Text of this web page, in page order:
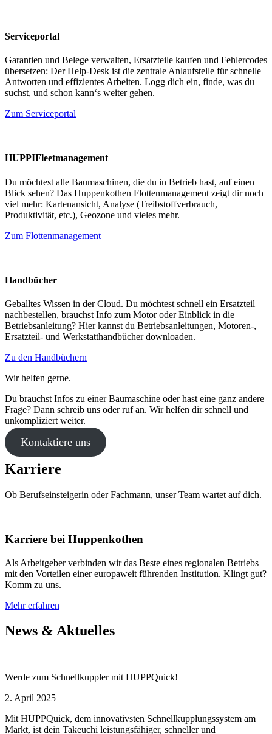
Serviceportal
Garantien und Belege verwalten, Ersatzteile kaufen und Fehlercodes
übersetzen: Der Help-Desk ist die zentrale Anlaufstelle für schnelle
Antworten und effizientes Arbeiten. Logg dich ein, finde, was du
suchst, und schon kann‘s weiter gehen.
Zum Serviceportal
HUPPIFleetmanagement
Du möchtest alle Baumaschinen, die du in Betrieb hast, auf einen
Blick sehen? Das Huppenkothen Flottenmanagement zeigt dir noch
viel mehr: Kartenansicht, Analyse (Treibstoffverbrauch,
Produktivität, etc.), Geozone und vieles mehr.
Zum Flottenmanagement
Handbücher
Geballtes Wissen in der Cloud. Du möchtest schnell ein Ersatzteil
nachbestellen, brauchst Info zum Motor oder Einblick in die
Betriebsanleitung? Hier kannst du Betriebsanleitungen, Motoren-,
Ersatzteil- und Werkstatthandbücher downloaden.
Zu den Handbüchern
Wir helfen gerne.
Du brauchst Infos zu einer Baumaschine oder hast eine ganz andere
Frage? Dann schreib uns oder ruf an. Wir helfen dir schnell und
unkompliziert weiter.
Kontaktiere uns
Karriere
Ob Berufseinsteigerin oder Fachmann, unser Team wartet auf dich.
Karriere bei Huppenkothen
Als Arbeitgeber verbinden wir das Beste eines regionalen Betriebs
mit den Vorteilen einer europaweit führenden Institution. Klingt gut?
Komm zu uns.
Mehr erfahren
News & Aktuelles
Werde zum Schnellkuppler mit HUPPQuick!
2. April 2025
Mit HUPPQuick, dem innovativsten Schnell­kupplungs­system am
Markt, ist dein Takeuchi leistungsfähiger, schneller und